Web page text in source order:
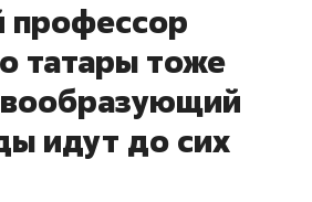
профессор
татары тоже
идут до сих